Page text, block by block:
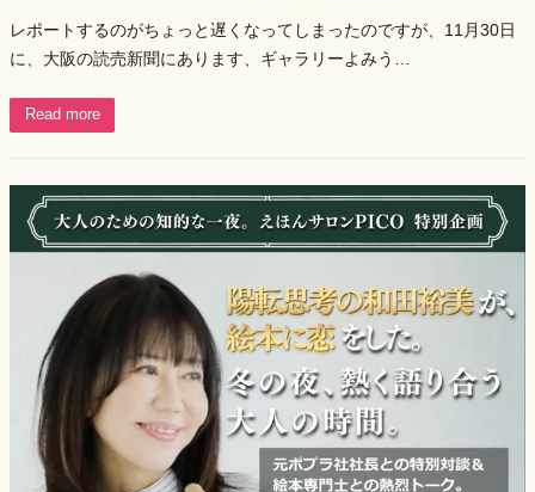
レポートするのがちょっと遅くなってしまったのですが、11月30日
に、大阪の読売新聞にあります、ギャラリーよみう…
Read more